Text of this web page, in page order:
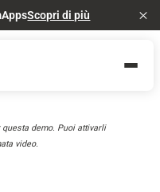
Scopri di più
demo. Puoi attivarli
video.